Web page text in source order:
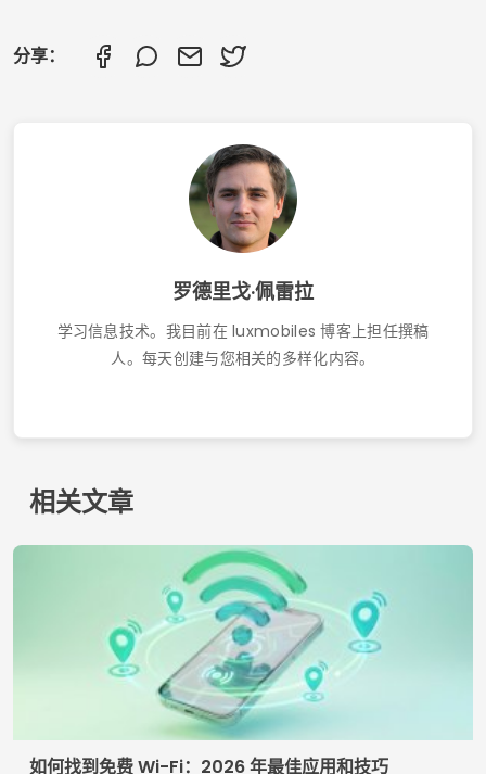
分享：
罗德里戈·佩雷拉
学习信息技术。我目前在 luxmobiles 博客上担任撰稿
人。每天创建与您相关的多样化内容。
相关文章
如何找到免费 Wi-Fi：2026 年最佳应用和技巧